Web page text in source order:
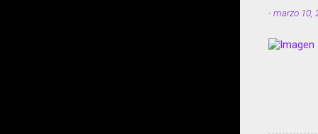
-marzo 10,